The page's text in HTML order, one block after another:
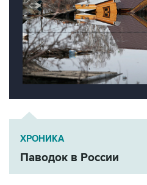
ХРОНИКА
Паводок в России